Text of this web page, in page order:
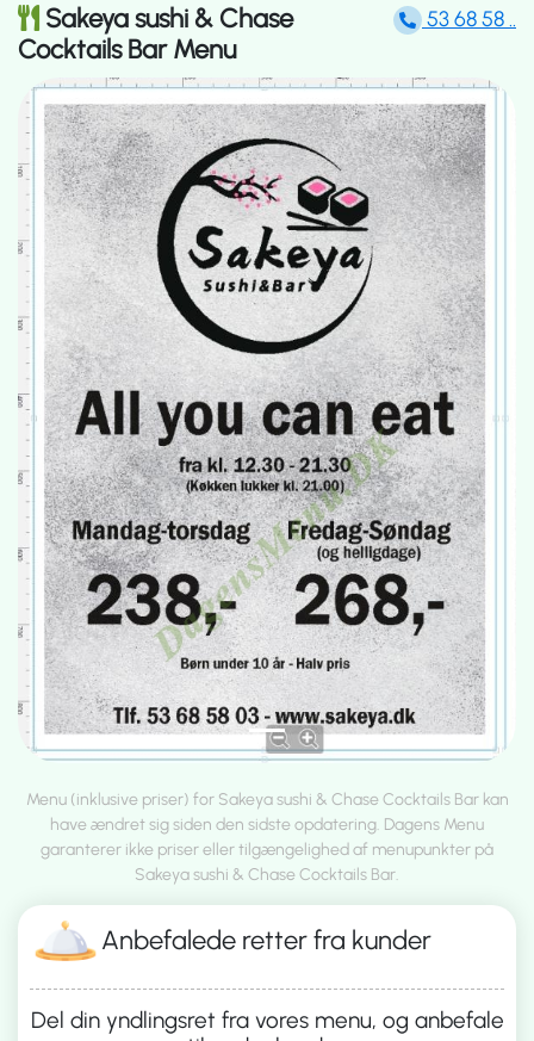
Sakeya sushi & Chase
Cocktails Bar Menu
53 68 58 ..
Menu (inklusive priser) for Sakeya sushi & Chase Cocktails Bar kan
have ændret sig siden den sidste opdatering. Dagens Menu
garanterer ikke priser eller tilgængelighed af menupunkter på
Sakeya sushi & Chase Cocktails Bar.
Anbefalede retter fra kunder
Del din yndlingsret fra vores menu, og anbefale